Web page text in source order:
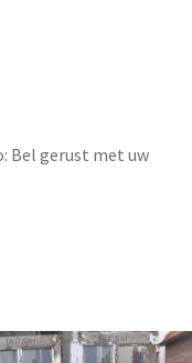
Bel gerust met uw